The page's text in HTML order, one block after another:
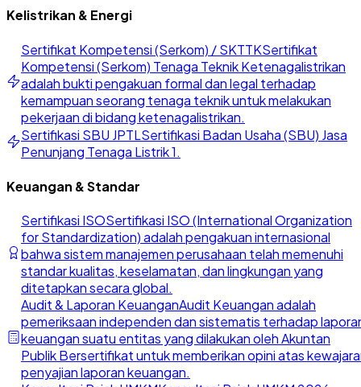
Kelistrikan & Energi
Sertifikat Kompetensi (Serkom) / SKTTKSertifikat
Kompetensi (Serkom) Tenaga Teknik Ketenagalistrikan
adalah bukti pengakuan formal dan legal terhadap
kemampuan seorang tenaga teknik untuk melakukan
pekerjaan di bidang ketenagalistrikan.
Sertifikasi SBU JPTLSertifikasi Badan Usaha (SBU) Jasa
Penunjang Tenaga Listrik 1.
Keuangan & Standar
Sertifikasi ISOSertifikasi ISO (International Organization
for Standardization) adalah pengakuan internasional
bahwa sistem manajemen perusahaan telah memenuhi
standar kualitas, keselamatan, dan lingkungan yang
ditetapkan secara global.
Audit & Laporan KeuanganAudit Keuangan adalah
pemeriksaan independen dan sistematis terhadap
keuangan suatu entitas yang dilakukan oleh Akuntan
Publik Bersertifikat untuk memberikan opini atas
penyajian laporan keuangan.